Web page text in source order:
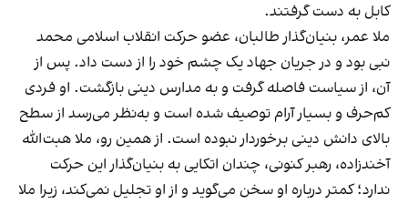
کابل به دست گرفتند.
ملا عمر، بنیان‌گذار طالبان، عضو حرکت انقلاب اسلامی محمد
نبی بود و در جریان جهاد یک چشم خود را از دست داد. پس از
آن، از سیاست فاصله گرفت و به مدارس دینی بازگشت. او فردی
کم‌حرف و بسیار آرام توصیف شده است و به‌نظر می‌رسد از سطح
بالای دانش دینی برخوردار نبوده است. از همین رو، ملا هبت‌الله
آخندزاده، رهبر کنونی، چندان اتکایی به بنیان‌گذار این حرکت
ندارد؛ کمتر درباره او سخن می‌گوید و از او تجلیل نمی‌کند، زیرا ملا